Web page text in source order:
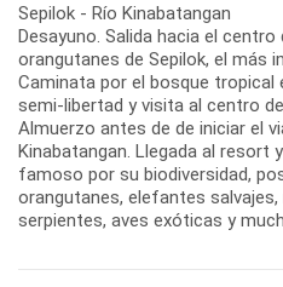
Sepilok - Río Kinabatangan
Desayuno. Salida hacia el
orangutanes de Sepilok, el más
Caminata por el bosque tropical
semi-libertad y visita al centro
Almuerzo antes de de iniciar el
Kinabatangan. Llegada al resort
famoso por su biodiversidad,
orangutanes, elefantes
serpientes, aves exóticas y